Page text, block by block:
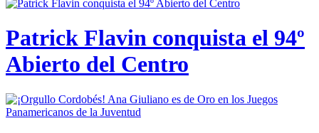
Patrick Flavin conquista el 94º
Abierto del Centro